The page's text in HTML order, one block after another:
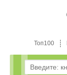
Топ100